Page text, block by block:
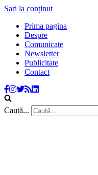
Sari la conținut
Prima pagina
Despre
Comunicate
Newsletter
Publicitate
Contact
Caută...